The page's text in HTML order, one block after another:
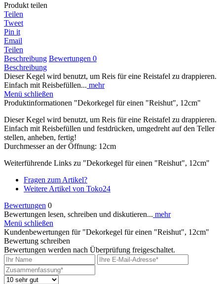
Produkt teilen
Teilen
Tweet
Pin it
Email
Teilen
Beschreibung Bewertungen 0
Beschreibung
Dieser Kegel wird benutzt, um Reis für eine Reistafel zu drappieren.
Einfach mit Reisbefüllen... mehr
Menü schließen
Produktinformationen "Dekorkegel für einen "Reishut", 12cm"
Dieser Kegel wird benutzt, um Reis für eine Reistafel zu drappieren.
Einfach mit Reisbefüllen und festdrücken, umgedreht auf den Teller
stellen, anheben, fertig!
Durchmesser an der Öffnung: 12cm
Weiterführende Links zu "Dekorkegel für einen "Reishut", 12cm"
Fragen zum Artikel?
Weitere Artikel von Toko24
Bewertungen 0
Bewertungen lesen, schreiben und diskutieren... mehr
Menü schließen
Kundenbewertungen für "Dekorkegel für einen "Reishut", 12cm"
Bewertung schreiben
Bewertungen werden nach Überprüfung freigeschaltet.